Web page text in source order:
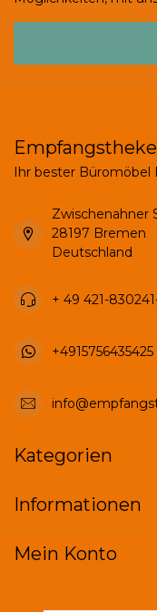
Ihr bester Büromöbel
Zwischenahner
28197 Bremen
Deutschland
+ 49 421-
+4915756435425
Kategorien
Informationen
Mein Konto